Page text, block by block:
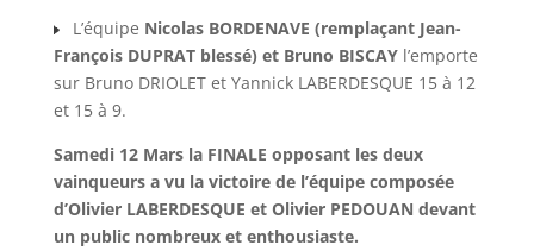
L’équipe Nicolas BORDENAVE (remplaçant Jean-
François DUPRAT blessé) et Bruno BISCAYl’emporte
sur Bruno DRIOLET et Yannick LABERDESQUE 15 à 12
et 15 à 9.
Samedi 12 Mars la FINALE opposant les deux
vainqueurs a vu la victoire de l’équipe composée
d’Olivier LABERDESQUE et Olivier PEDOUAN devant
un public nombreux et enthousiaste.